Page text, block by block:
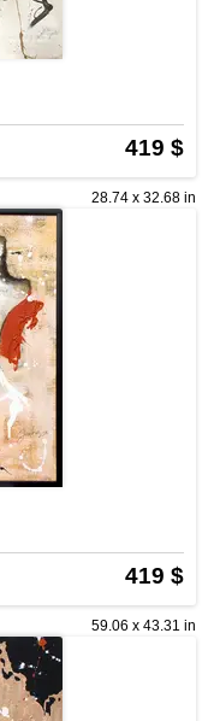
419 $
28.74 x 32.68 in
419 $
59.06 x 43.31 in